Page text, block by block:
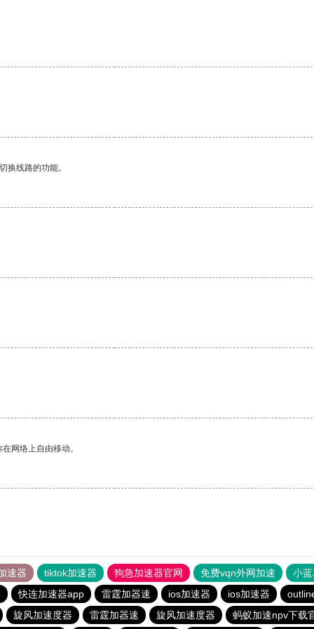
换线路的功能。
网络上自由移动。
速器 tiktok加速器 狗急加速器官网 免费vqn外网加速 小
快连加速器app 雷霆加器速 ios加速器 ios加速器
旋风加速度器 雷霆加器速 旋风加速度器 蚂蚁加速npv下载